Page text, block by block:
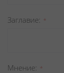
Заглавиe
Мнение